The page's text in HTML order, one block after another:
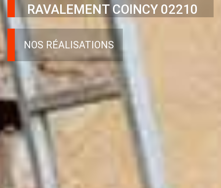
RAVALEMENT COINCY 02210
NOS RÉALISATIONS